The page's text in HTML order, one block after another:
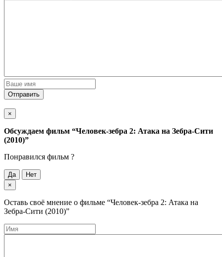
Отправить
×
Обсуждаем фильм “Человек-зебра 2: Атака на Зебра-Сити
(2010)”
Понравился фильм ?
Да
Нет
×
Оставь своё мнение о фильме “Человек-зебра 2: Атака на
Зебра-Сити (2010)”